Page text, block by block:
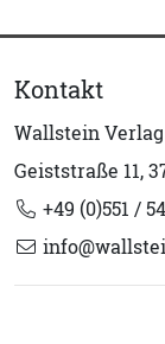
Kontakt
Wallstein
Geiststraße 11,
+49 (0)551 /